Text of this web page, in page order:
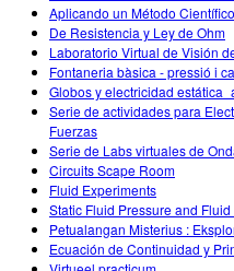
SceneryStack OSE
Impact Report
Aplicando un Método
De Resistencia y Ley de Ohm
Laboratorio Virtual de Visión
Fontaneria bàsica - pressió i
Globos y electricidad
Serie de actividades para
Fuerzas
Serie de Labs virtuales de
Circuits Scape Room
Fluid Experiments
Static Fluid Pressure and
Petualangan Misterius :
Ecuación de Continuidad y